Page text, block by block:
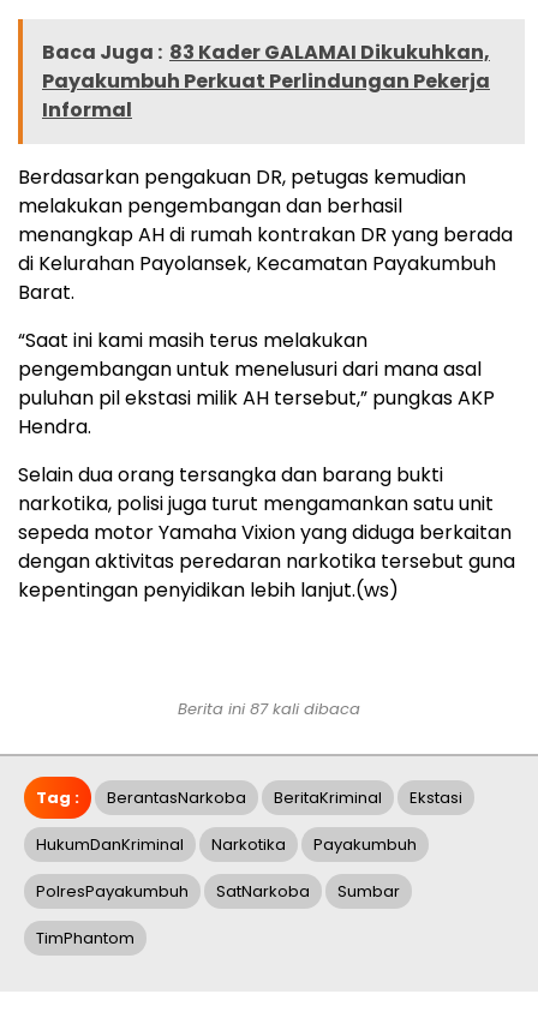
Baca Juga : 83 Kader GALAMAI Dikukuhkan,
Payakumbuh Perkuat Perlindungan Pekerja
Informal
Berdasarkan pengakuan DR, petugas kemudian
melakukan pengembangan dan berhasil
menangkap AH di rumah kontrakan DR yang berada
di Kelurahan Payolansek, Kecamatan Payakumbuh
Barat.
“Saat ini kami masih terus melakukan
pengembangan untuk menelusuri dari mana asal
puluhan pil ekstasi milik AH tersebut,” pungkas AKP
Hendra.
Selain dua orang tersangka dan barang bukti
narkotika, polisi juga turut mengamankan satu unit
sepeda motor Yamaha Vixion yang diduga berkaitan
dengan aktivitas peredaran narkotika tersebut guna
kepentingan penyidikan lebih lanjut.(ws)
Berita ini 87 kali dibaca
Tag : BerantasNarkoba BeritaKriminal Ekstasi
HukumDanKriminal Narkotika Payakumbuh
PolresPayakumbuh SatNarkoba Sumbar
TimPhantom